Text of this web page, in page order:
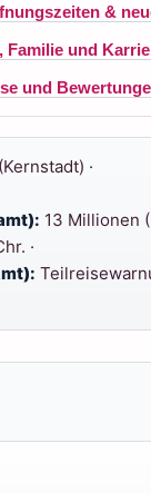
&
Familie und
und
·
13 Millionen
·